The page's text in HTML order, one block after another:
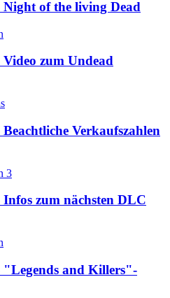
Night of the living Dead
zum Undead
Verkaufszahlen
3
zum nächsten DLC
"Legends and Killers"-